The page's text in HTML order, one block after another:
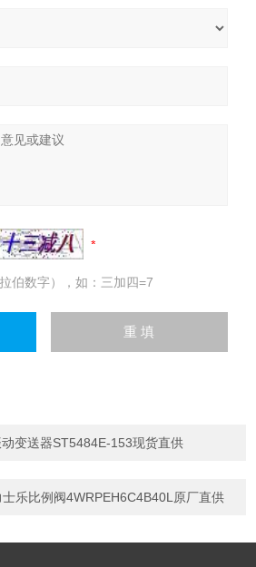
伯数字），如：三加四=7
变送器ST5484E-153现货直供
乐比例阀4WRPEH6C4B40L原厂直供